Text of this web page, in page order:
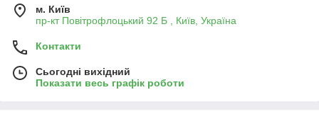
м. Київ
пр-кт Повітрофлоцький 92 Б , Київ, Україна
Контакти
Сьогодні вихідний
Показати весь графік роботи